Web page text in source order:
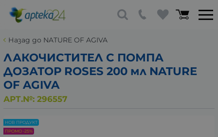
Назад до NATURE OF AGIVA
ЛАКОЧИСТИТЕЛ С ПОМПА
ДОЗАТОР ROSES 200 мл NATURE
OF AGIVA
АРТ.№: 296557
НОВ ПРОДУКТ
ПРОМО -25%